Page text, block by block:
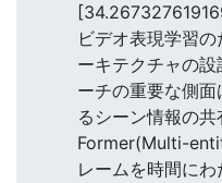
ビデオ表現学習
ーキテクチャの
ーチの重要な側
るシーン情報の
Former(Multi-
レームを時間に